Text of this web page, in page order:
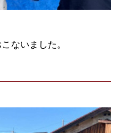
ないました。